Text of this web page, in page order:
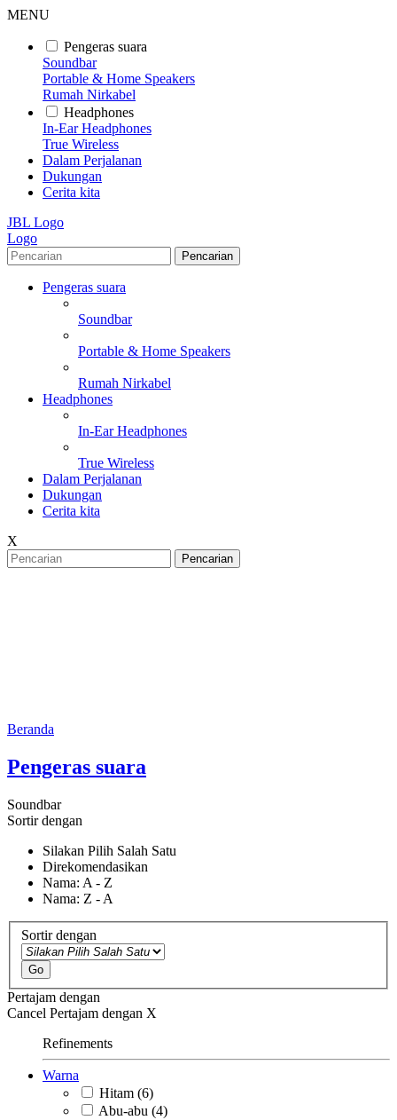
MENU
Pengeras suara
Soundbar
Portable & Home Speakers
Rumah Nirkabel
Headphones
In-Ear Headphones
True Wireless
Dalam Perjalanan
Dukungan
Cerita kita
JBL Logo
Logo
Pencarian
Pengeras suara
Soundbar
Portable & Home Speakers
Rumah Nirkabel
Headphones
In-Ear Headphones
True Wireless
Dalam Perjalanan
Dukungan
Cerita kita
X
Pencarian
Beranda
Pengeras suara
Soundbar
Sortir dengan
Silakan Pilih Salah Satu
Direkomendasikan
Nama: A - Z
Nama: Z - A
Sortir dengan
Go
Pertajam dengan
Cancel Pertajam dengan X
Refinements
Warna
Hitam (6)
Abu-abu (4)